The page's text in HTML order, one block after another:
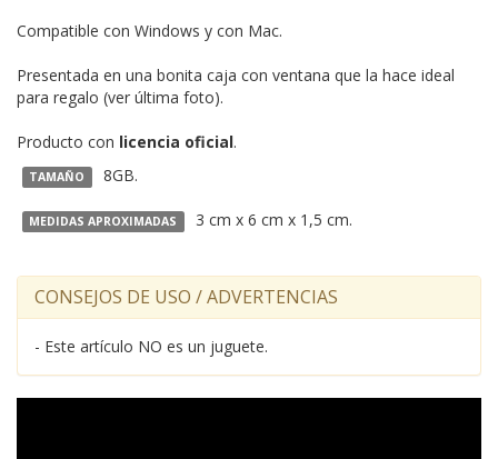
Compatible con Windows y con Mac.
Presentada en una bonita caja con ventana que la hace ideal
para regalo (ver última foto).
Producto con licencia oficial.
TAMAÑO 8GB.
MEDIDAS APROXIMADAS 3 cm x 6 cm x 1,5 cm.
CONSEJOS DE USO / ADVERTENCIAS
- Este artículo NO es un juguete.